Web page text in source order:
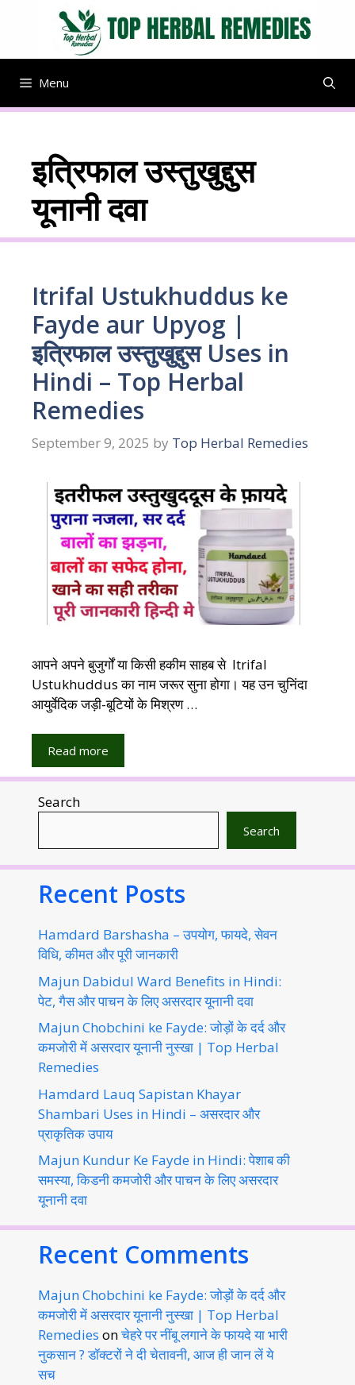
Menu
इत्रिफाल उस्तुखुद्दुस
यूनानी दवा
Itrifal Ustukhuddus ke
Fayde aur Upyog |
इत्रिफाल उस्तुखुद्दुस Uses in
Hindi – Top Herbal
Remedies
September 9, 2025 by Top Herbal Remedies
आपने अपने बुजुर्गों या किसी हकीम साहब से Itrifal
Ustukhuddus का नाम जरूर सुना होगा। यह उन चुनिंदा
आयुर्वेदिक जड़ी-बूटियों के मिश्रण …
Read more
Search
Search
Recent Posts
Hamdard Barshasha – उपयोग, फायदे, सेवन
विधि, कीमत और पूरी जानकारी
Majun Dabidul Ward Benefits in Hindi:
पेट, गैस और पाचन के लिए असरदार यूनानी दवा
Majun Chobchini ke Fayde: जोड़ों के दर्द और
कमजोरी में असरदार यूनानी नुस्खा | Top Herbal
Remedies
Hamdard Lauq Sapistan Khayar
Shambari Uses in Hindi – असरदार और
प्राकृतिक उपाय
Majun Kundur Ke Fayde in Hindi: पेशाब की
समस्या, किडनी कमजोरी और पाचन के लिए असरदार
यूनानी दवा
Recent Comments
Majun Chobchini ke Fayde: जोड़ों के दर्द और
कमजोरी में असरदार यूनानी नुस्खा | Top Herbal
Remedies onचेहरे पर नींबू लगाने के फायदे या भारी
नुकसान ? डॉक्टरों ने दी चेतावनी, आज ही जान लें ये
सच